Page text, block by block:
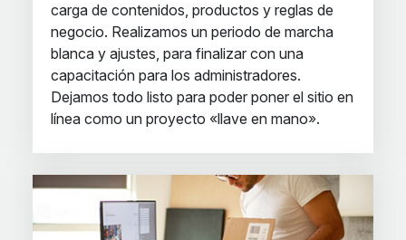
carga de contenidos, productos y reglas de
negocio. Realizamos un periodo de marcha
blanca y ajustes, para finalizar con una
capacitación para los administradores.
Dejamos todo listo para poder poner el sitio en
línea como un proyecto «llave en mano».